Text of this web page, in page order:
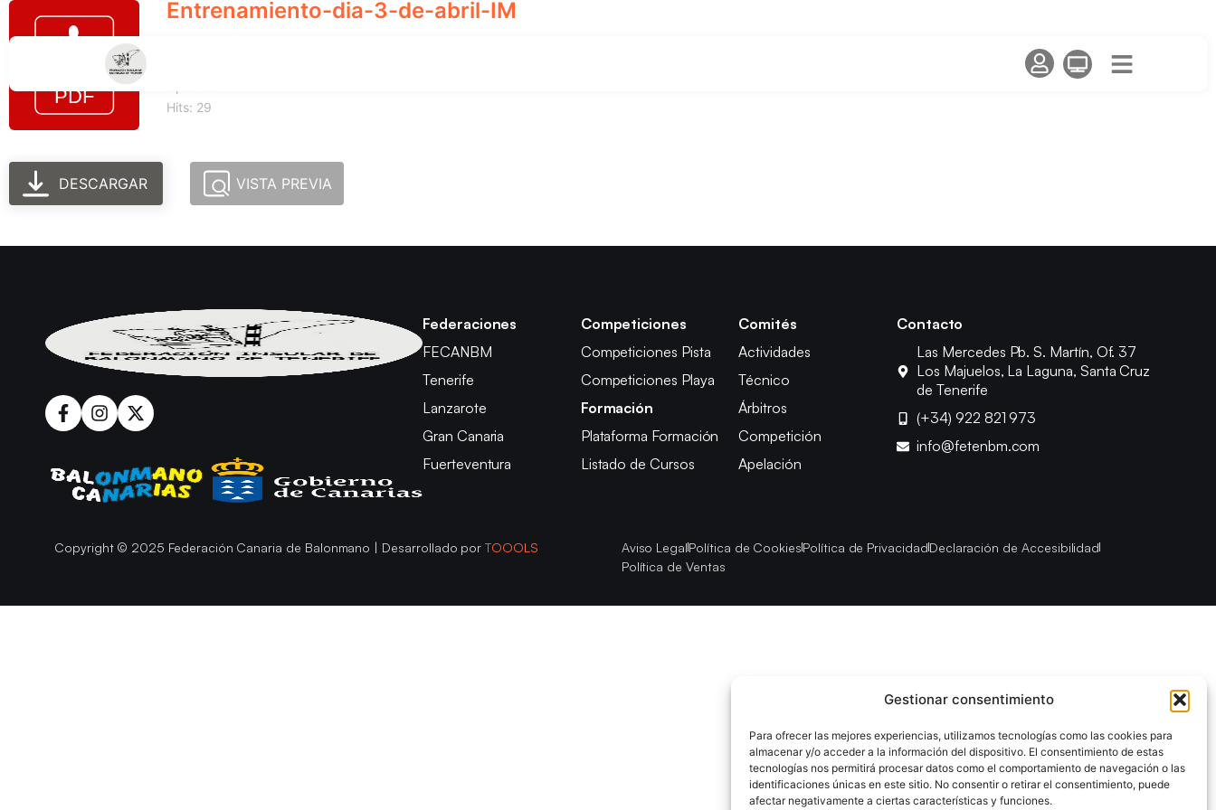
Gestionar consentimiento
Para ofrecer las mejores experiencias, utilizamos tecnologías como las cookies para
almacenar y/o acceder a la información del dispositivo. El consentimiento de estas
tecnologías nos permitirá procesar datos como el comportamiento de navegación o las
identificaciones únicas en este sitio. No consentir o retirar el consentimiento, puede
afectar negativamente a ciertas características y funciones.
Entrenamiento-dia-3-de-abril-IM
Hits: 29
DESCARGAR VISTA PREVIA
Federaciones
FECANBM
Tenerife
Lanzarote
Gran Canaria
Fuerteventura
Competiciones
Competiciones Pista
Competiciones Playa
Formación
Plataforma Formación
Listado de Cursos
Comités
Actividades
Técnico
Árbitros
Competición
Apelación
Contacto
Las Mercedes Pb. S. Martín, Of. 37
Los Majuelos, La Laguna, Santa Cruz
de Tenerife
(+34) 922 821 973
info@fetenbm.com
Copyright © 2025 Federación Canaria de Balonmano | Desarrollado porTOOOLS Aviso LegalPolítica de CookiesPolítica de PrivacidadDeclaración de Accesibilidad
Política de Ventas